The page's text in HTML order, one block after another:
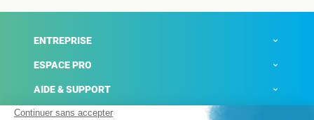
ENTREPRISE
ESPACE PRO
AIDE & SUPPORT
ACTUALITÉS